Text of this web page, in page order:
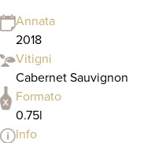
Annata
2018
Vitigni
Cabernet Sauvignon
Formato
0.75l
Info